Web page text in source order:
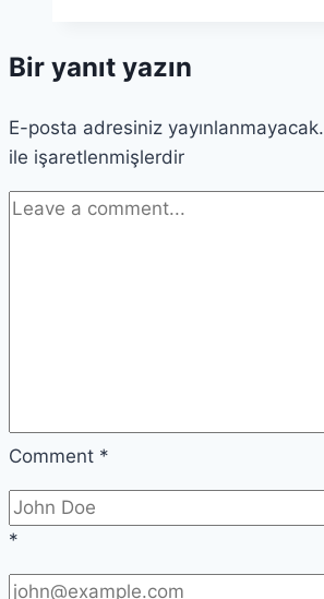
Şekillendirir
Bir yanıt yazın
E-posta adresiniz yayınlanmayacak.
ile işaretlenmişlerdir
Comment *
*